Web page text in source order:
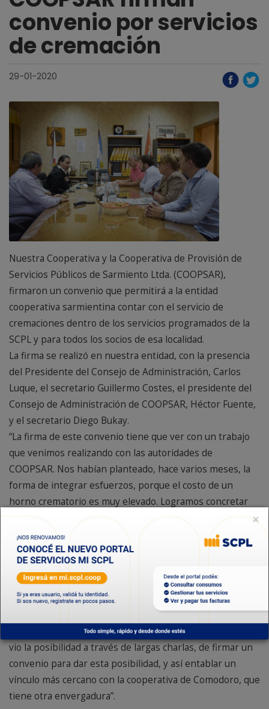
convenio por servicios
de cremación
29-01-2020
Nuestra Cooperativa y la Cooperativa de Provisión de
Servicios Públicos de Sarmiento Ltda. (COOPSAR),
firmaron un convenio que permitirá a la entidad
cooperativa sarmientina contar con el servicio de
cremaciones dentro de los servicios programados de la
SCPL y para todos los socios de esa localidad.
La firma se realizó en nuestra entidad, con la presencia
del Presidente del Consejo de Administración, Carlos
Luque, el secretario Guillermo Costes, el presidente del
Consejo de Administración de COOPSAR, Héctor Fuente,
y el secretario Diego Bukay.
“La firma de este convenio tiene que ver con un trabajo
que venimos realizando con las autoridades de
COOPSAR. Nos habían planteado, hace varios meses, la
forma de integrar esfuerzos, porque el costo de un
horno crematorio es muy elevado. Logramos concretar
un trabajo conjunto donde nuestra capacidad instalada se
pone al servicio de otra cooperativa hermana”, expresó
Guillermo Costes.
Por su parte, Héctor Fuente, manifestó que “este
convenio nos permite a nosotros brindar un servicio más
dentro de nuestra cooperativa de Sarmiento que es la
cremación de los restos que es algo que está aceptando
la sociedad. Como este servicio es solicitado, Sarmiento
vio la posibilidad a través de largas charlas, de firmar un
convenio para dar esta posibilidad, y así entablar un
vínculo más cercano con la cooperativa de Comodoro, que
tiene otra envergadura”.
×